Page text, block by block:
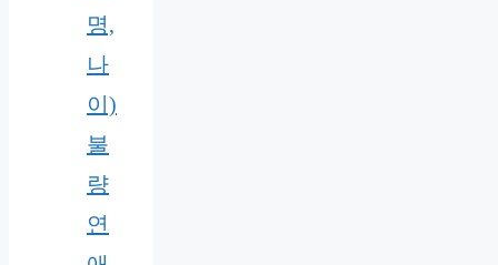
명,
나
이)
불
량
연